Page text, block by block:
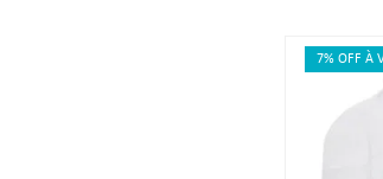
7% OFF À